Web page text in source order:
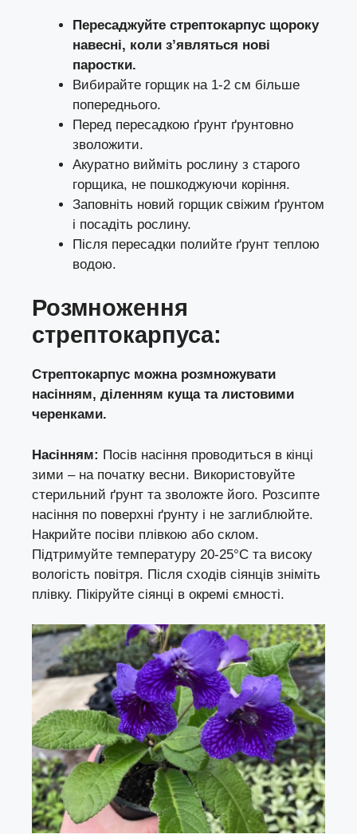
Пересаджуйте стрептокарпус щороку
навесні, коли з’являться нові
паростки.
Вибирайте горщик на 1-2 см більше
попереднього.
Перед пересадкою ґрунт ґрунтовно
зволожити.
Акуратно вийміть рослину з старого
горщика, не пошкоджуючи коріння.
Заповніть новий горщик свіжим ґрунтом
і посадіть рослину.
Після пересадки полийте ґрунт теплою
водою.
Розмноження
стрептокарпуса:
Стрептокарпус можна розмножувати
насінням, діленням куща та листовими
черенками.
Насінням: Посів насіння проводиться в кінці
зими – на початку весни. Використовуйте
стерильний ґрунт та зволожте його. Розсипте
насіння по поверхні ґрунту і не заглиблюйте.
Накрийте посіви плівкою або склом.
Підтримуйте температуру 20-25°C та високу
вологість повітря. Після сходів сіянців зніміть
плівку. Пікіруйте сіянці в окремі ємності.